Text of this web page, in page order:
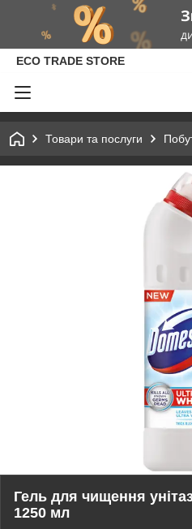
ECO TRADE STORE
Товари та послуги
Гель для чищення
1250 мл